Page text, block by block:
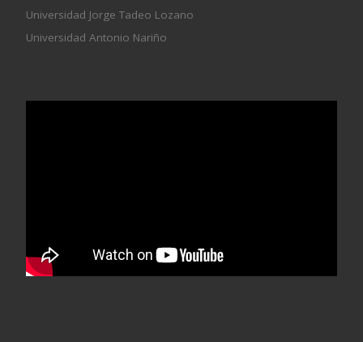
Universidad Jorge Tadeo Lozano
Universidad Antonio Nariño